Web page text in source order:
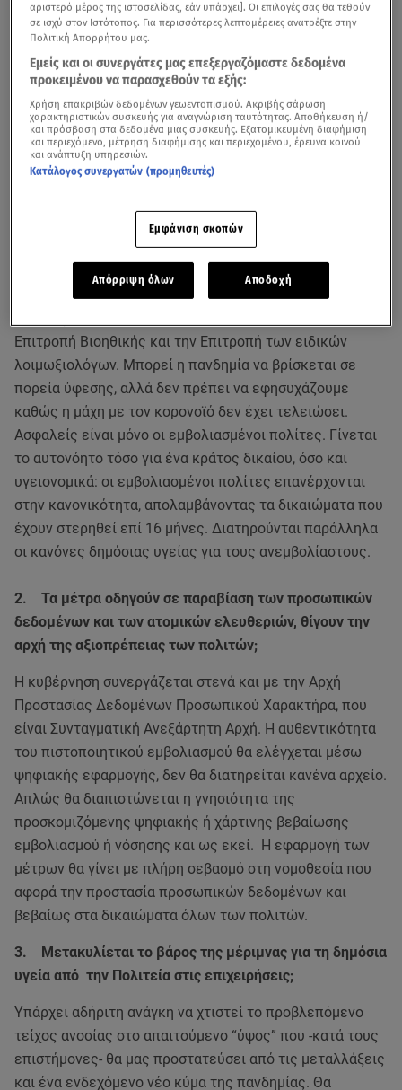
Προνόμια εμβολιασμένων: Τι θα ισχύσει για εστίαση,
αθλητισμό, θέατρα
Όχι μόνο δεν διχάζουν την κοινωνία, αλλά αντιθέτως
συμβάλλουν στην κοινωνική συνοχή και τη δημόσια
υγεία αφού η αντιμετώπιση της πανδημίας αφορά στο
σύνολο της κοινωνίας. Είναι χρέος της Πολιτείας να
ισχύει έναντι πάντων. Είναι μια συμπληρωματική
στρατηγική που περιλαμβάνει συγκεκριμένα μέτρα
ενθάρρυνσης του εμβολιασμού, ώστε να πετύχουμε το
συντομότερο δυνατόν το τείχος ανοσίας. Για τη
Επιτροπή Βιοηθικής και την Επιτροπή των ειδικών
λοιμωξιολόγων. Μπορεί η πανδημία να βρίσκεται σε
πορεία ύφεσης, αλλά δεν πρέπει να εφησυχάζουμε
καθώς η μάχη με τον κορονοϊό δεν έχει τελειώσει.
Ασφαλείς είναι μόνο οι εμβολιασμένοι πολίτες. Γίνεται
το αυτονόητο τόσο για ένα κράτος δικαίου, όσο και
υγειονομικά: οι εμβολιασμένοι πολίτες επανέρχονται
στην κανονικότητα, απολαμβάνοντας τα δικαιώματα που
έχουν στερηθεί επί 16 μήνες. Διατηρούνται παράλληλα
οι κανόνες δημόσιας υγείας για τους ανεμβολίαστους.
2. Τα μέτρα οδηγούν σε παραβίαση των προσωπικών
δεδομένων και των ατομικών ελευθεριών, θίγουν την
αρχή της αξιοπρέπειας των πολιτών;
Η κυβέρνηση συνεργάζεται στενά και με την Αρχή
Προστασίας Δεδομένων Προσωπικού Χαρακτήρα, που
είναι Συνταγματική Ανεξάρτητη Αρχή. Η αυθεντικότητα
του πιστοποιητικού εμβολιασμού θα ελέγχεται μέσω
ψηφιακής εφαρμογής, δεν θα διατηρείται κανένα αρχείο.
Απλώς θα διαπιστώνεται η γνησιότητα της
προσκομιζόμενης ψηφιακής ή χάρτινης βεβαίωσης
εμβολιασμού ή νόσησης και ως εκεί. Η εφαρμογή των
μέτρων θα γίνει με πλήρη σεβασμό στη νομοθεσία που
αφορά την προστασία προσωπικών δεδομένων και
βεβαίως στα δικαιώματα όλων των πολιτών.
3. Μετακυλίεται το βάρος της μέριμνας για τη δημόσια
υγεία από την Πολιτεία στις επιχειρήσεις;
Υπάρχει αδήριτη ανάγκη να χτιστεί το προβλεπόμενο
τείχος ανοσίας στο απαιτούμενο “ύψος” που -κατά τους
επιστήμονες- θα μας προστατεύσει από τις μεταλλάξεις
και ένα ενδεχόμενο νέο κύμα της πανδημίας. Θα
αριστερό μέρος της ιστοσελίδας, εάν υπάρχει]. Οι επιλογές σας θα τεθούν
σε ισχύ στον Ιστότοπος. Για περισσότερες λεπτομέρειες ανατρέξτε στην
Πολιτική Απορρήτου μας.
Εμείς και οι συνεργάτες μας επεξεργαζόμαστε δεδομένα
προκειμένου να παρασχεθούν τα εξής:
Χρήση επακριβών δεδομένων γεωεντοπισμού. Ακριβής σάρωση
χαρακτηριστικών συσκευής για αναγνώριση ταυτότητας. Αποθήκευση ή/
και πρόσβαση στα δεδομένα μιας συσκευής. Εξατομικευμένη διαφήμιση
και περιεχόμενο, μέτρηση διαφήμισης και περιεχομένου, έρευνα κοινού
και ανάπτυξη υπηρεσιών.
Κατάλογος συνεργατών (προμηθευτές)
Εμφάνιση σκοπών
Απόρριψη όλων Αποδοχή